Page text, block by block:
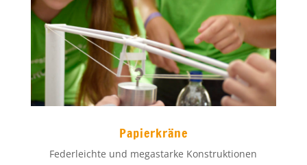
Papierkräne
Federleichte und megastarke Konstruktionen